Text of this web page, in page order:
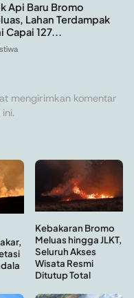
Api Baru Bromo
Lahan Terdampak
Capai 127...
mengirimkan komentar
Kebakaran Bromo
Meluas hingga JLKT,
Seluruh Akses
Wisata Resmi
Ditutup Total